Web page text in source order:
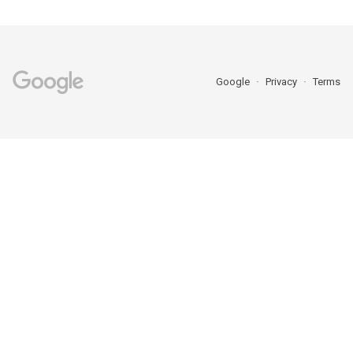
Google Privacy Terms